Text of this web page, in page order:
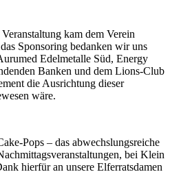
kam dem Verein
Sponsoring bedanken wir uns
Edelmetalle Süd, Energy
Banken und dem Lions-Club
die Ausrichtung dieser
wäre.
Pops – das abwechslungsreiche
bei Klein
hierfür an unsere Elferratsdamen